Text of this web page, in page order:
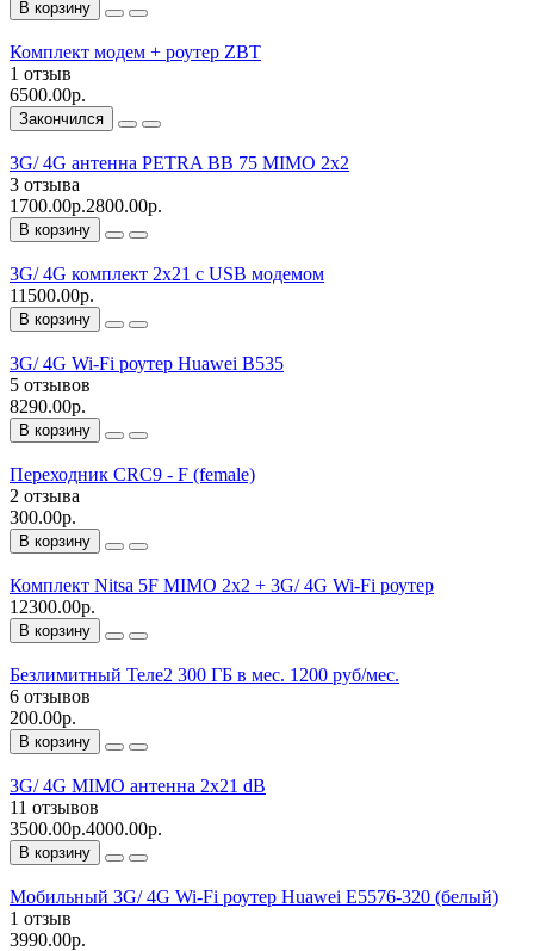
В корзину
Комплект модем + роутер ZBT
1 отзыв
6500.00р.
Закончился
3G/ 4G антенна PETRA BB 75 MIMO 2x2
3 отзыва
1700.00р.2800.00р.
В корзину
3G/ 4G комплект 2х21 с USB модемом
11500.00р.
В корзину
3G/ 4G Wi-Fi роутер Huawei B535
5 отзывов
8290.00р.
В корзину
Переходник CRC9 - F (female)
2 отзыва
300.00р.
В корзину
Комплект Nitsa 5F MIMO 2х2 + 3G/ 4G Wi-Fi роутер
12300.00р.
В корзину
Безлимитный Теле2 300 ГБ в мес. 1200 руб/мес.
6 отзывов
200.00р.
В корзину
3G/ 4G MIMO антенна 2х21 dB
11 отзывов
3500.00р.4000.00р.
В корзину
Мобильный 3G/ 4G Wi-Fi роутер Huawei E5576-320 (белый)
1 отзыв
3990.00р.